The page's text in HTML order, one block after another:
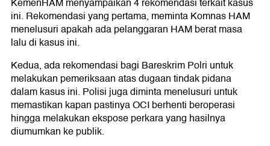
KemenHAM menyampaikan 4 rekomendasi terkait kasus
ini. Rekomendasi yang pertama, meminta Komnas HAM
menelusuri apakah ada pelanggaran HAM berat masa
lalu di kasus ini.
Kedua, ada rekomendasi bagi Bareskrim Polri untuk
melakukan pemeriksaan atas dugaan tindak pidana
dalam kasus ini. Polisi juga diminta menelusuri untuk
memastikan kapan pastinya OCI berhenti beroperasi
hingga melakukan ekspose perkara yang hasilnya
diumumkan ke publik.